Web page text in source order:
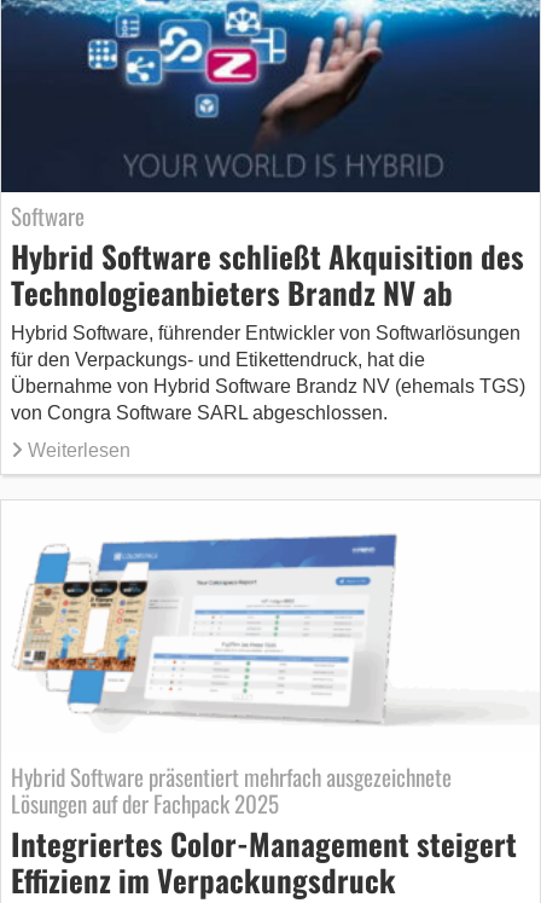
Software
Hybrid Software schließt Akquisition des
Technologieanbieters Brandz NV ab
Hybrid Software, führender Entwickler von Softwarlösungen
für den Verpackungs- und Etikettendruck, hat die
Übernahme von Hybrid Software Brandz NV (ehemals TGS)
von Congra Software SARL abgeschlossen.
Weiterlesen
Hybrid Software präsentiert mehrfach ausgezeichnete
Lösungen auf der Fachpack 2025
Integriertes Color-Management steigert
Effizienz im Verpackungsdruck